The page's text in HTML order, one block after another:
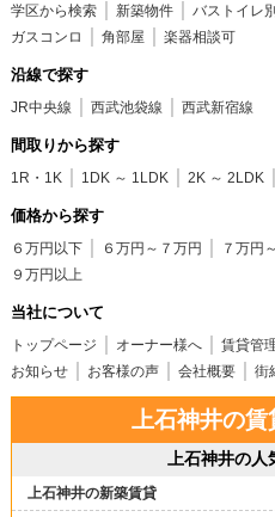
学区から検索 新築物件 バストイレ
ガスコンロ
角部屋 楽器相談可
沿線で探す
JR中央線 西武池袋線 西武新宿線
間取りから探す
1R・1K 1DK ～ 1LDK 2K ～ 2LDK
価格から探す
６万円以下 ６万円～７万円 ７万円
９万円以上
当社について
トップページ オーナー様へ 賃貸管
お知らせ
お客様の声 会社概要 街
上石神井の
上石神井の
上石神井の新築賃貸